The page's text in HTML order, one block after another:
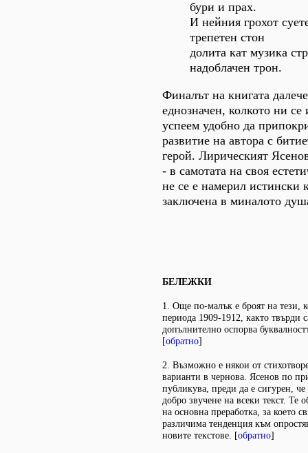
бури и прах.
И нейния грохот
трепетен стон
долита кат музика
надоблачен трон.
Финалът на книгата
еднозначен, колкото ни се
успеем удобно да
развитие на автора с
герой. Лирическият
- в самотата на своя
не се е намерил истински
заключена в миналото
БЕЛЕЖКИ
1. Още по-малък е броят на тези,
периода 1909-1912, както твърди
допълнително оспорва
[обратно]
2. Възможно е някои от
варианти в чернова. Ясенов по
публикува, преди да е сигурен,
добро звучене на всеки текст. Те
на основна преработка, за което
различима тенденция към
новите текстове. [обратно]